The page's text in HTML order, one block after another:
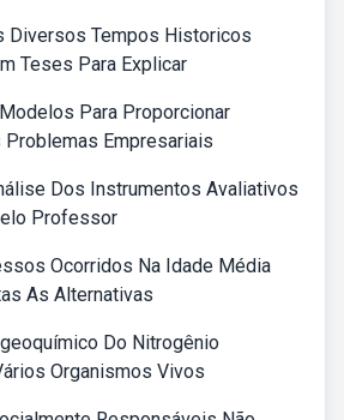
Diversos Tempos Historicos
Teses Para Explicar
Para Proporcionar
Empresariais
Dos Instrumentos Avaliativos
Professor
Ocorridos Na Idade Média
As Alternativas
Do Nitrogênio
Organismos Vivos